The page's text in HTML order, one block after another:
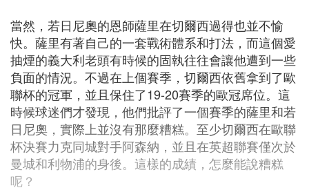
當然，若日尼奧的恩師薩里在切爾西過得也並不愉
快。薩里有著自己的一套戰術體系和打法，而這個愛
抽煙的義大利老頭有時候的固執往往會讓他遭到一些
負面的情況。不過在上個賽季，切爾西依舊拿到了歐
聯杯的冠軍，並且保住了19-20賽季的歐冠席位。這
時候球迷們才發現，他們批評了一個賽季的薩里和若
日尼奧，實際上並沒有那麼糟糕。至少切爾西在歐聯
杯決賽力克同城對手阿森納，並且在英超聯賽僅次於
曼城和利物浦的身後。這樣的成績，怎麼能說糟糕
呢？